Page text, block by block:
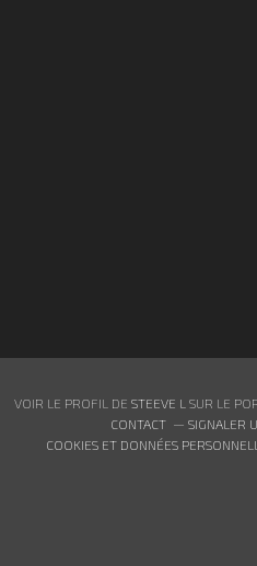
VOIR LE PROFIL DE STEEVE L SUR LE
CONTACT
SIGNALER
COOKIES ET DONNÉES